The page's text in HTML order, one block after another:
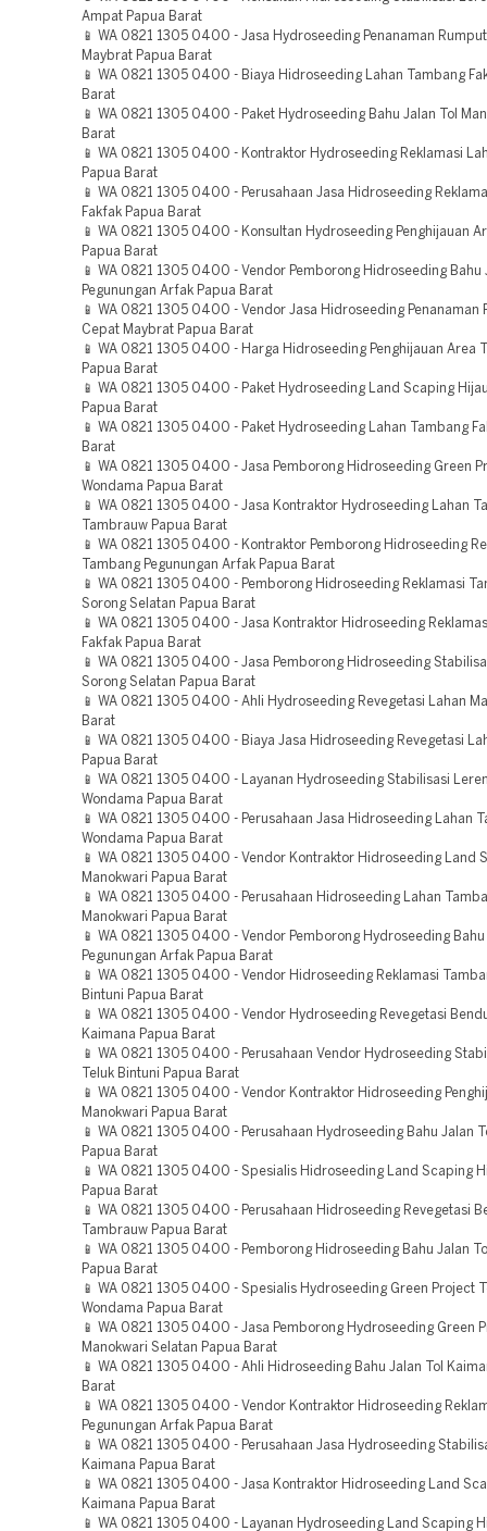
Ampat Papua Barat
📱 WA 0821 1305 0400 - Jasa Hydroseeding Penanaman
Maybrat Papua Barat
📱 WA 0821 1305 0400 - Biaya Hidroseeding Lahan Tambang
Barat
📱 WA 0821 1305 0400 - Paket Hydroseeding Bahu Jalan Tol
Barat
📱 WA 0821 1305 0400 - Kontraktor Hydroseeding Reklamasi
Papua Barat
📱 WA 0821 1305 0400 - Perusahaan Jasa Hidroseeding
Fakfak Papua Barat
📱 WA 0821 1305 0400 - Konsultan Hydroseeding Penghijauan
Papua Barat
📱 WA 0821 1305 0400 - Vendor Pemborong Hidroseeding Bahu
Pegunungan Arfak Papua Barat
📱 WA 0821 1305 0400 - Vendor Jasa Hidroseeding Penanaman
Cepat Maybrat Papua Barat
📱 WA 0821 1305 0400 - Harga Hidroseeding Penghijauan Area
Papua Barat
📱 WA 0821 1305 0400 - Paket Hydroseeding Land Scaping
Papua Barat
📱 WA 0821 1305 0400 - Paket Hydroseeding Lahan Tambang
Barat
📱 WA 0821 1305 0400 - Jasa Pemborong Hidroseeding Green
Wondama Papua Barat
📱 WA 0821 1305 0400 - Jasa Kontraktor Hydroseeding Lahan
Tambrauw Papua Barat
📱 WA 0821 1305 0400 - Kontraktor Pemborong Hidroseeding
Tambang Pegunungan Arfak Papua Barat
📱 WA 0821 1305 0400 - Pemborong Hidroseeding Reklamasi
Sorong Selatan Papua Barat
📱 WA 0821 1305 0400 - Jasa Kontraktor Hidroseeding
Fakfak Papua Barat
📱 WA 0821 1305 0400 - Jasa Pemborong Hidroseeding
Sorong Selatan Papua Barat
📱 WA 0821 1305 0400 - Ahli Hydroseeding Revegetasi Lahan
Barat
📱 WA 0821 1305 0400 - Biaya Jasa Hidroseeding Revegetasi
Papua Barat
📱 WA 0821 1305 0400 - Layanan Hydroseeding Stabilisasi
Wondama Papua Barat
📱 WA 0821 1305 0400 - Perusahaan Jasa Hidroseeding Lahan
Wondama Papua Barat
📱 WA 0821 1305 0400 - Vendor Kontraktor Hidroseeding Land
Manokwari Papua Barat
📱 WA 0821 1305 0400 - Perusahaan Hidroseeding Lahan
Manokwari Papua Barat
📱 WA 0821 1305 0400 - Vendor Pemborong Hydroseeding Bahu
Pegunungan Arfak Papua Barat
📱 WA 0821 1305 0400 - Vendor Hidroseeding Reklamasi
Bintuni Papua Barat
📱 WA 0821 1305 0400 - Vendor Hydroseeding Revegetasi
Kaimana Papua Barat
📱 WA 0821 1305 0400 - Perusahaan Vendor Hydroseeding
Teluk Bintuni Papua Barat
📱 WA 0821 1305 0400 - Vendor Kontraktor Hidroseeding
Manokwari Papua Barat
📱 WA 0821 1305 0400 - Perusahaan Hydroseeding Bahu Jalan
Papua Barat
📱 WA 0821 1305 0400 - Spesialis Hidroseeding Land Scaping
Papua Barat
📱 WA 0821 1305 0400 - Perusahaan Hidroseeding Revegetasi
Tambrauw Papua Barat
📱 WA 0821 1305 0400 - Pemborong Hidroseeding Bahu Jalan
Papua Barat
📱 WA 0821 1305 0400 - Spesialis Hydroseeding Green Project
Wondama Papua Barat
📱 WA 0821 1305 0400 - Jasa Pemborong Hydroseeding Green
Manokwari Selatan Papua Barat
📱 WA 0821 1305 0400 - Ahli Hidroseeding Bahu Jalan Tol
Barat
📱 WA 0821 1305 0400 - Vendor Kontraktor Hidroseeding
Pegunungan Arfak Papua Barat
📱 WA 0821 1305 0400 - Perusahaan Jasa Hydroseeding
Kaimana Papua Barat
📱 WA 0821 1305 0400 - Jasa Kontraktor Hidroseeding Land
Kaimana Papua Barat
📱 WA 0821 1305 0400 - Layanan Hydroseeding Land Scaping